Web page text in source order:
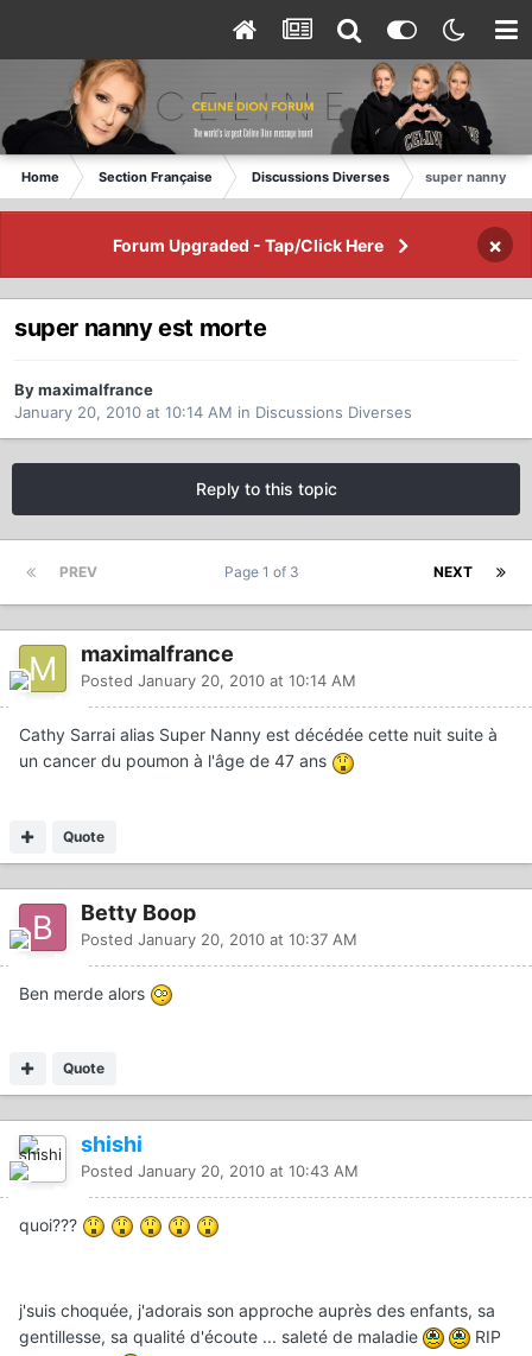
Home Section Française Discussions Diverses super nanny
Forum Upgraded - Tap/Click Here ×
super nanny est morte
By maximalfrance
January 20, 2010 at 10:14 AM in Discussions Diverses
Reply to this topic
PREV NEXT
Page 1 of 3
maximalfrance
Posted January 20, 2010 at 10:14 AM
Cathy Sarrai alias Super Nanny est décédée cette nuit suite à
un cancer du poumon à l'âge de 47 ans
Quote
Betty Boop
Posted January 20, 2010 at 10:37 AM
Ben merde alors
Quote
shishi
Posted January 20, 2010 at 10:43 AM
quoi???
j'suis choquée, j'adorais son approche auprès des enfants, sa
gentillesse, sa qualité d'écoute ... saleté de maladie
RIP